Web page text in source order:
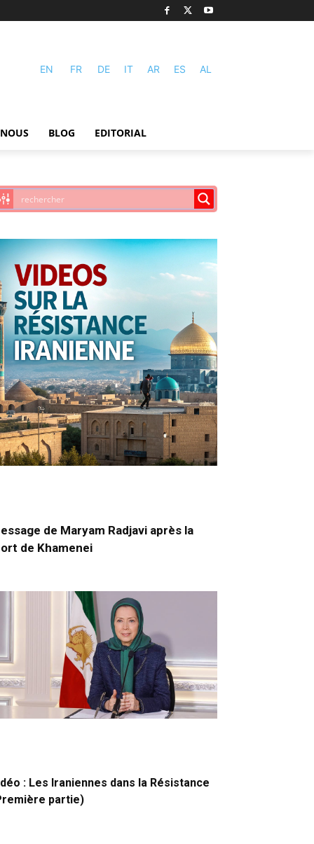
EN FR DE IT AR ES AL
BLOG EDITORIAL
de Maryam Radjavi après la
de Khamenei
: Les Iraniennes dans la Résistance
partie)